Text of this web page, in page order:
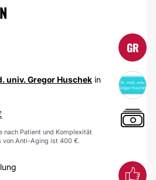
GR
univ. Gregor Huschek in
nach Patient und Komplexität
von Anti-Aging ist 400 €.